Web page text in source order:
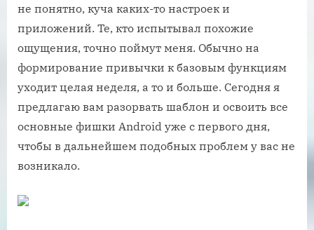
не понятно, куча каких-то настроек и
приложений. Те, кто испытывал похожие
ощущения, точно поймут меня. Обычно на
формирование привычки к базовым функциям
уходит целая неделя, а то и больше. Сегодня я
предлагаю вам разорвать шаблон и освоить все
основные фишки Android уже с первого дня,
чтобы в дальнейшем подобных проблем у вас не
возникало.